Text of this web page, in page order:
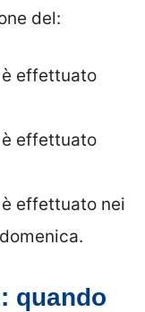
del:
effettuato
effettuato
effettuato nei
quando